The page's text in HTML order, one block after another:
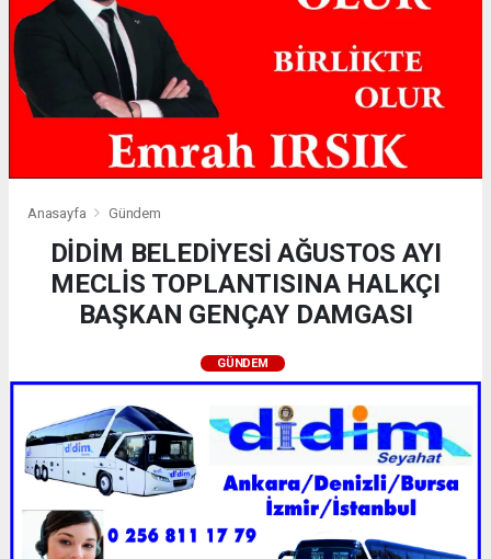
Anasayfa Gündem
DİDİM BELEDİYESİ AĞUSTOS AYI
MECLİS TOPLANTISINA HALKÇI
BAŞKAN GENÇAY DAMGASI
GÜNDEM